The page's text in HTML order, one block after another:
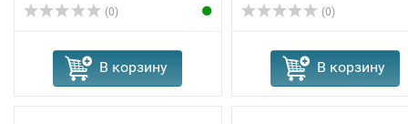
(0)
В корзину
(0)
В корзину